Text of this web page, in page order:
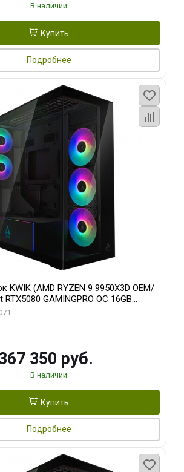
В наличии
Купить
Подробнее
KWIK (AMD RYZEN 9 9950X3D OEM/
GAMINGPRO OC 16GB
HD/ 960 ГБ SSD)
350 руб.
В наличии
Купить
Подробнее